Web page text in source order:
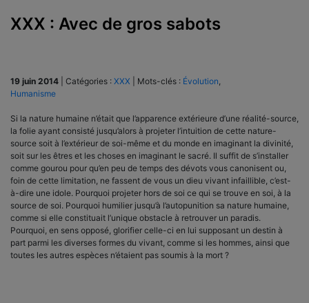
XXX : Avec de gros sabots
19 juin 2014 Catégories : XXX Mots-clés : Évolution
Humanisme
Si la nature humaine n’était que l’apparence extérieure d’une réalité-source,
la folie ayant consisté jusqu’alors à pro­jeter l’intuition de cette nature-
source soit à l’extérieur de soi-même et du monde en imaginant la divinité,
soit sur les êtres et les choses en imaginant le sacré. Il suffit de s’installer
comme gourou pour qu’en peu de temps des dévots vous canonisent ou,
foin de cette limitation, ne fassent de vous un dieu vivant infaillible, c’est-
à-dire une idole. Pourquoi projeter hors de soi ce qui se trouve en soi, à la
source de soi. Pourquoi humilier jusqu’à l’autopunition sa nature humaine,
comme si elle consti­tuait l’unique obstacle à retrouver un paradis.
Pourquoi, en sens opposé, glorifier celle-ci en lui supposant un destin à
part parmi les diverses formes du vivant, comme si les hommes, ainsi que
toutes les autres espèces n’étaient pas soumis à la mort ?